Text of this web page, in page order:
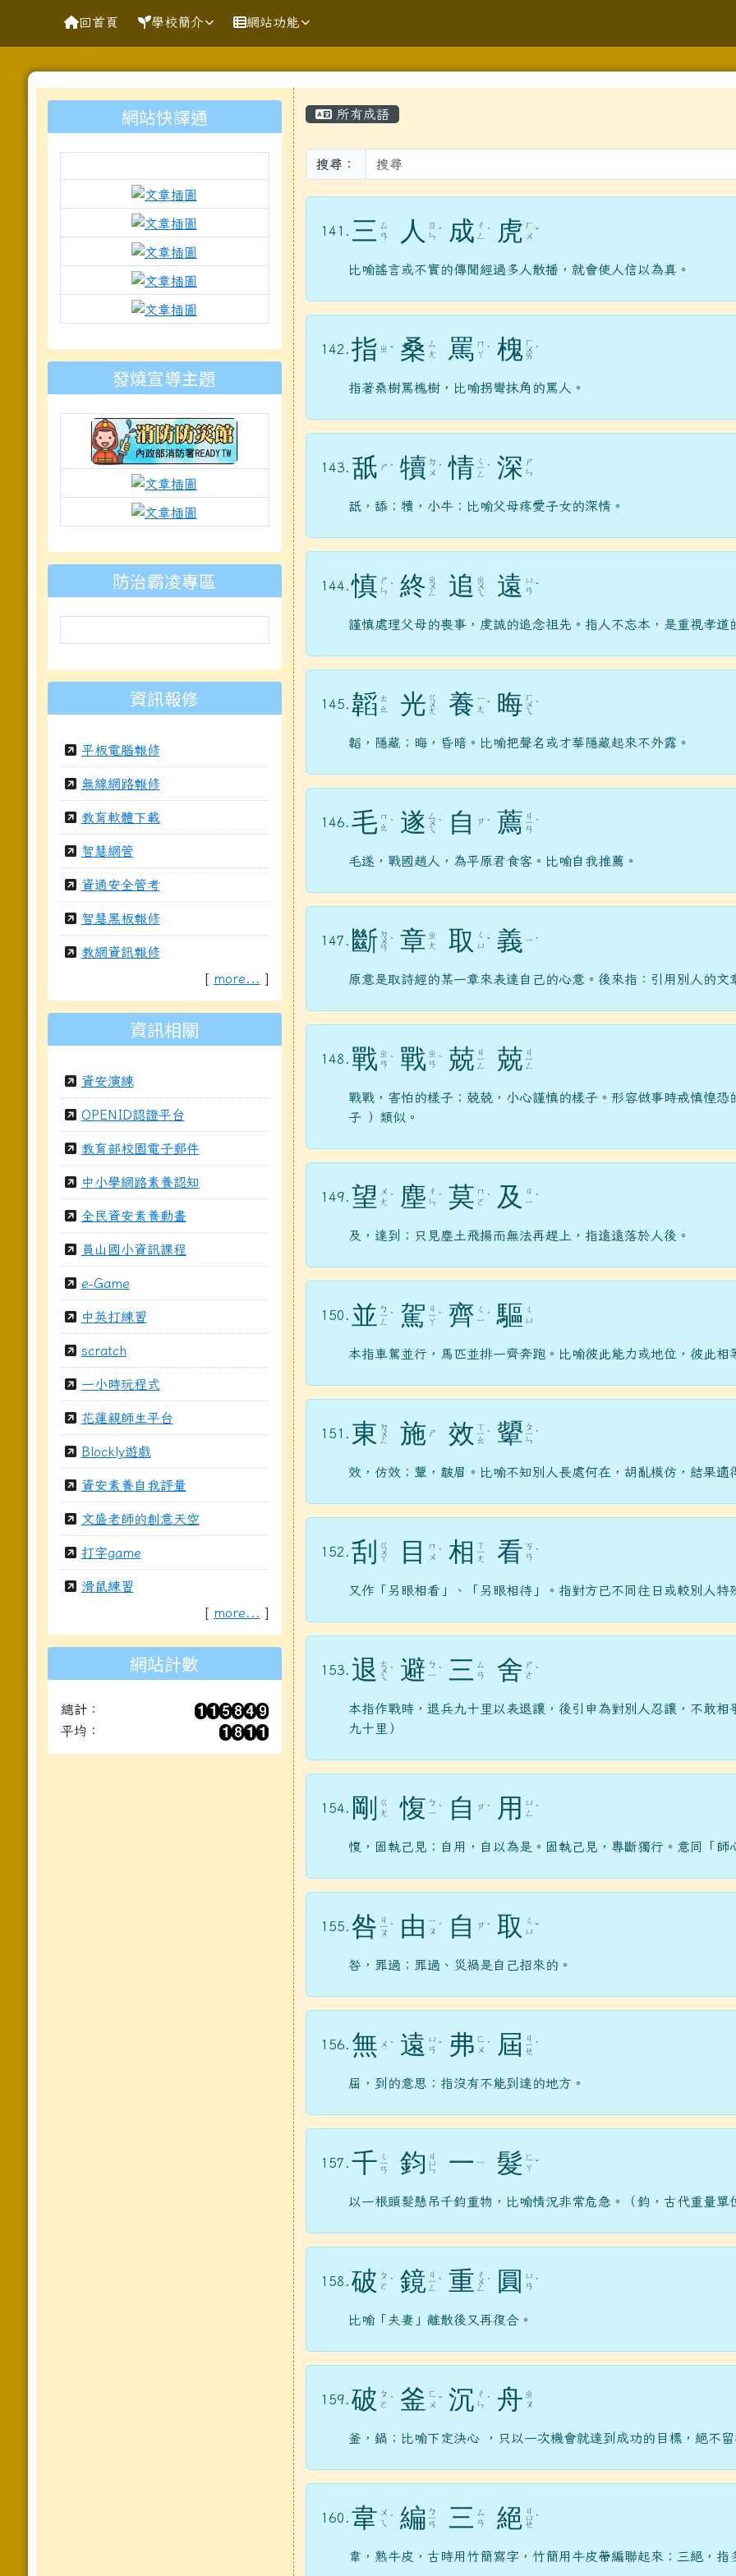
花蓮縣花蓮市明廉國民小學
導覽列回首頁 學校簡介 網站功能
左邊區域內容
網站快譯通
link to https://docs.google.com/forms/d/
link to https://www.mleps.hlc.edu.tw/modules/tad_repair/
link to https://www.mleps.hlc.edu.tw/modules/jill_booking/
link to https://www.kaway.com.tw/page/member/
link to https://docs.google.com/forms/d/e/
to https://www.mleps.hlc.edu.tw/modules/tad_repair/
發燒宣導主題
link to https://isafeevent.moe.edu.tw/ _blan
link to https://prepare.mnd.gov.tw/ _blank
link to https://padlet.com/chimei07_3/b612-3ig4s4mcdois7svo _blank
防治霸凌專區
資訊報修
平板電腦報修
無線網路報修
教育軟體下載
智慧網管
資通安全管考
智慧黑板報修
教網資訊報修
[ more... ]
資訊相關
資安演練
OPENID認證平台
教育部校園電子郵件
中小學網路素養認知
全民資安素養動畫
員山國小資訊課程
e-Game
中英打練習
scratch
一小時玩程式
花蓮親師生平台
Blockly遊戲
資安素養自我評量
文盛老師的創意天空
打字game
滑鼠練習
[ more... ]
網站計數
總計：
平均：
主內容區域
所有成語
搜尋：
141. 三 ㄙ
ㄢ
人
ㄖ
ㄣ ˊ 成 ㄔ
ㄥ
ˊ 虎 ㄏ
ㄨ ˇ
比喻謠言或不實的傳聞經過多人散播，就會使人信以為真。
142. 指 ㄓ ˇ 桑 ㄙ
ㄤ
罵 ㄇ
ㄚ ˋ 槐 ㄏ
ㄨ
ㄞ
ˊ
指著桑樹罵槐樹，比喻拐彎抹角的罵人。
143. 舐 ㄕ ˋ 犢 ㄉ
ㄨ ˊ 情 ㄑ
ㄧ
ㄥ
ˊ 深 ㄕ
ㄣ
舐，舔；犢，小牛；比喻父母疼愛子女的深情。
144. 慎 ㄕ
ㄣ ˋ 終 ㄓ
ㄨ
ㄥ 追 ㄓ
ㄨ
ㄟ 遠 ㄩ
ㄢ ˇ
謹慎處理父母的喪事，虔誠的追念祖先。指人不忘本，是重視孝道
145. 韜 ㄊ
ㄠ
光 ㄍ
ㄨ
ㄤ 養 ㄧ
ㄤ ˇ 晦 ㄏ
ㄨ
ㄟ
ˋ
韜，隱藏；晦，昏暗。比喻把聲名或才華隱藏起來不外露。
146. 毛 ㄇ
ㄠ ˊ 遂 ㄙ
ㄨ
ㄟ
ˋ 自 ㄗ ˋ 薦 ㄐ
ㄧ
ㄢ
ˋ
毛遂，戰國趙人，為平原君食客。比喻自我推薦。
147. 斷 ㄉ
ㄨ
ㄢ
ˋ 章 ㄓ
ㄤ
取
ㄑ
ㄩ ˇ 義 ㄧ ˋ
原意是取詩經的某一章來表達自己的心意。後來指：引用別人的
148. 戰 ㄓ
ㄢ ˋ 戰 ㄓ
ㄢ ˋ 兢 ㄐ
ㄧ
ㄥ 兢 ㄐ
ㄧ
ㄥ
戰戰，害怕的樣子；兢兢，小心謹慎的樣子。形容做事時戒慎惶
子 ）類似。
149. 望
ㄨ
ㄤ ˋ 塵 ㄔ
ㄣ ˊ 莫 ㄇ
ㄛ ˋ 及
ㄐ
ㄧ ˊ
及，達到；只見塵土飛揚而無法再趕上，指遠遠落於人後。
150. 並 ㄅ
ㄧ
ㄥ
ˋ 駕 ㄐ
ㄧ
ㄚ
ˋ 齊 ㄑ
ㄧ ˊ 驅 ㄑ
ㄩ
本指車駕並行，馬匹並排一齊奔跑。比喻彼此能力或地位，彼此相
151. 東 ㄉ
ㄨ
ㄥ 施 ㄕ 效 ㄒ
ㄧ
ㄠ
ˋ 顰 ㄆ
ㄧ
ㄣ
ˊ
效，仿效；顰，皺眉。比喻不知別人長處何在，胡亂模仿，結果
152. 刮 ㄍ
ㄨ
ㄚ 目
ㄇ
ㄨ ˋ 相 ㄒ
ㄧ
ㄤ 看 ㄎ
ㄢ ˋ
又作「另眼相看」、「另眼相待」。指對方已不同往日或較別人特
153. 退 ㄊ
ㄨ
ㄟ
ˋ 避 ㄅ
ㄧ ˋ 三 ㄙ
ㄢ
舍 ㄕ
ㄜ ˋ
本指作戰時，退兵九十里以表退讓，後引申為對別人忍讓，不敢
九十里）
154. 剛
ㄍ
ㄤ
愎 ㄅ
ㄧ ˋ 自 ㄗ ˋ 用
ㄩ
ㄥ ˋ
愎，固執己見；自用，自以為是。固執己見，專斷獨行。意同「
155. 咎 ㄐ
ㄧ
ㄡ
ˋ 由 ㄧ
ㄡ ˊ 自 ㄗ ˋ 取
ㄑ
ㄩ ˇ
咎，罪過；罪過、災禍是自己招來的。
156. 無 ㄨ ˊ 遠 ㄩ
ㄢ ˇ 弗 ㄈ
ㄨ ˊ 屆 ㄐ
ㄧ
ㄝ
ˋ
屆，到的意思；指沒有不能到達的地方。
157. 千 ㄑ
ㄧ
ㄢ 鈞 ㄐ
ㄩ
ㄣ 一 ㄧ 髮 ㄈ
ㄚ ˇ
以一根頭髮懸吊千鈞重物，比喻情況非常危急。（鈞，古代重量單
158. 破 ㄆ
ㄛ ˋ 鏡 ㄐ
ㄧ
ㄥ
ˋ 重 ㄔ
ㄨ
ㄥ
ˊ 圓
ㄩ
ㄢ ˊ
比喻「夫妻」離散後又再復合。
159. 破 ㄆ
ㄛ ˋ 釜 ㄈ
ㄨ ˇ 沉 ㄔ
ㄣ ˊ 舟 ㄓ
ㄡ
釜，鍋；比喻下定決心 ，只以一次機會就達到成功的目標，絕不
160. 韋 ㄨ
ㄟ
ˊ 編 ㄅ
ㄧ
ㄢ 三 ㄙ
ㄢ
絕 ㄐ
ㄩ
ㄝ
ˊ
韋，熟牛皮，古時用竹簡寫字，竹簡用牛皮帶編聯起來；三絕，
頁尾區域